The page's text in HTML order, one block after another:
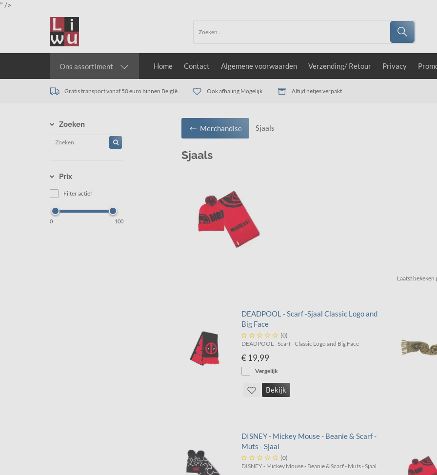
" />
Ons assortiment Home Contact Algemene voorwaarden Verzending/ Retour Privacy
Gratis transport vanaf 50 euro binnen BelgIë Ook afhaling Mogelijk Altijd netjes verpakt
Zoeken
Prix
Filter actief
0 100
Merchandise Sjaals
Sjaals
Laatst
DEADPOOL - Scarf -Sjaal Classic Logo and
Big Face
     (0)
DEADPOOL - Scarf - Classic Logo and Big Face
€ 19,99
Vergelijk
Bekijk
DISNEY - Mickey Mouse - Beanie & Scarf -
Muts - Sjaal
     (0)
DISNEY - Mickey Mouse - Beanie & Scarf - Muts - Sjaal